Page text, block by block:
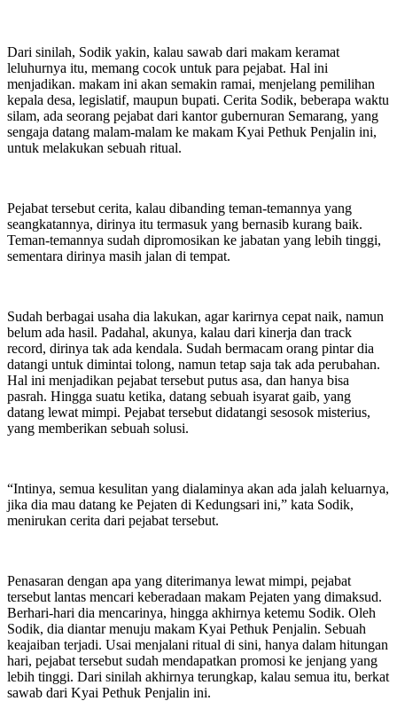
Dari sinilah, Sodik yakin, kalau sawab dari makam keramat
leluhurnya itu, memang cocok untuk para pejabat. Hal ini
menjadikan. makam ini akan semakin ramai, menjelang pemilihan
kepala desa, legislatif, maupun bupati. Cerita Sodik, beberapa waktu
silam, ada seorang pejabat dari kantor gubernuran Semarang, yang
sengaja datang malam-malam ke makam Kyai Pethuk Penjalin ini,
untuk melakukan sebuah ritual.
Pejabat tersebut cerita, kalau dibanding teman-temannya yang
seangkatannya, dirinya itu termasuk yang bernasib kurang baik.
Teman-temannya sudah dipromosikan ke jabatan yang lebih tinggi,
sementara dirinya masih jalan di tempat.
Sudah berbagai usaha dia lakukan, agar karirnya cepat naik, namun
belum ada hasil. Padahal, akunya, kalau dari kinerja dan track
record, dirinya tak ada kendala. Sudah bermacam orang pintar dia
datangi untuk dimintai tolong, namun tetap saja tak ada perubahan.
Hal ini menjadikan pejabat tersebut putus asa, dan hanya bisa
pasrah. Hingga suatu ketika, datang sebuah isyarat gaib, yang
datang lewat mimpi. Pejabat tersebut didatangi sesosok misterius,
yang memberikan sebuah solusi.
“Intinya, semua kesulitan yang dialaminya akan ada jalah keluarnya,
jika dia mau datang ke Pejaten di Kedungsari ini,” kata Sodik,
menirukan cerita dari pejabat tersebut.
Penasaran dengan apa yang diterimanya lewat mimpi, pejabat
tersebut lantas mencari keberadaan makam Pejaten yang dimaksud.
Berhari-hari dia mencarinya, hingga akhirnya ketemu Sodik. Oleh
Sodik, dia diantar menuju makam Kyai Pethuk Penjalin. Sebuah
keajaiban terjadi. Usai menjalani ritual di sini, hanya dalam hitungan
hari, pejabat tersebut sudah mendapatkan promosi ke jenjang yang
lebih tinggi. Dari sinilah akhirnya terungkap, kalau semua itu, berkat
sawab dari Kyai Pethuk Penjalin ini.